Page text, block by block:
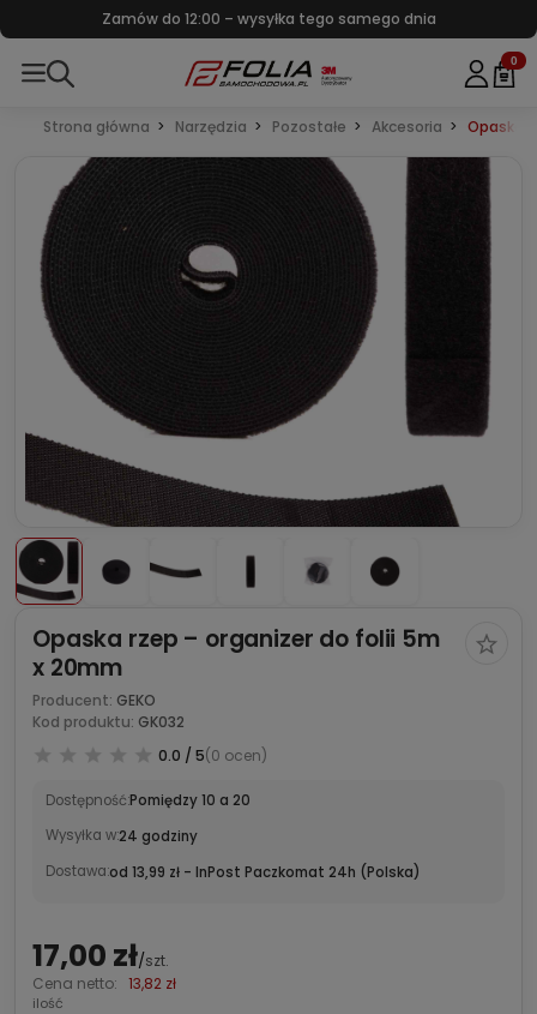
Zamów do 12:00 – wysyłka tego samego dnia
0
Strona główna Narzędzia Pozostałe Akcesoria Opaska
Opaska rzep – organizer do folii 5m
x 20mm
Producent: GEKO
Kod produktu: GK032
0.0 / 5(0 ocen)
Dostępność:Pomiędzy 10 a 20
Wysyłka w:24 godziny
Dostawa:od 13,99 zł - InPost Paczkomat 24h (Polska)
17,00 zł/szt.
Cena netto: 13,82 zł
ilość